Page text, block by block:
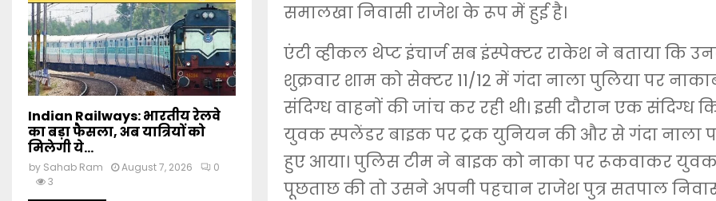
समालखा निवासी राजेश के रूप में हुई है।
एंटी व्हीकल थेप्ट इंचार्ज सब इंस्पेक्टर राकेश ने बताया कि
शुक्रवार शाम को सेक्टर 11/12 में गंदा नाला पुलिया पर
संदिग्ध वाहनों की जांच कर रही थी। इसी दौरान एक संदिग्ध
युवक स्पलेंडर बाइक पर ट्रक युनियन की और से गंदा नाला
हुए आया। पुलिस टीम ने बाइक को नाका पर रूकवाकर
पूछताछ की तो उसने अपनी पहचान राजेश पुत्र सतपाल
Indian Railways: भारतीय रेलवे
का बड़ा फैसला, अब यात्रियों को
मिलेगी ये...
by Sahab Ram August 7, 2026
0
3